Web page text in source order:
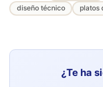
diseño técnico
platos
¿Te ha